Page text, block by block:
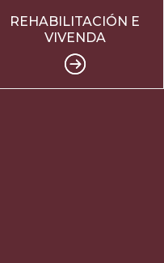
REHABILITACIÓN E
VIVENDA